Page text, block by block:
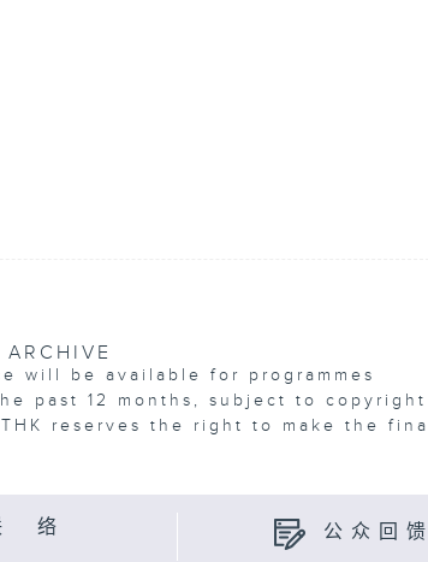
ARCHIVE
will be available for programmes
past 12 months, subject to copyright
reserves the right to make the final
络 公众回馈